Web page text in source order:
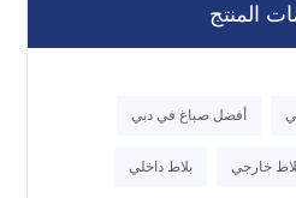
المنتج
أفضل صباغ في دبي
خارجي بلاط داخلي